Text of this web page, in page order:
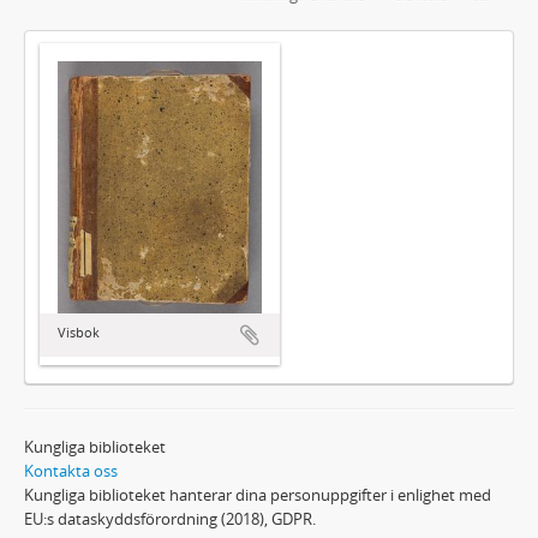
Visbok
Kungliga biblioteket
Kontakta oss
Kungliga biblioteket hanterar dina personuppgifter i enlighet med
EU:s dataskyddsförordning (2018), GDPR.